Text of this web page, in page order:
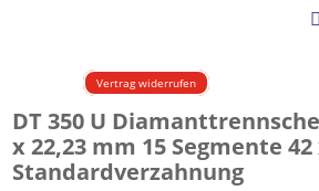
Vertrag widerrufen
DT 350 U
x 22,23 mm 15 Segmente
Standardverzahnung